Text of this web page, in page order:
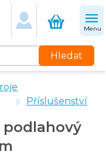
Menu
Hledat
10" ČERNÝ 250
10" ČERVENÝ 254
10" HNĚDÝ 254
10" ZELENÝ 254
Příslušenství